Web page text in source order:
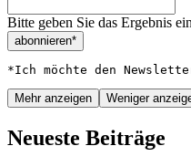
Bitte geben Sie das Ergebnis
abonnieren*
*Ich möchte den
Mehr anzeigen Weniger
Neueste Beiträge